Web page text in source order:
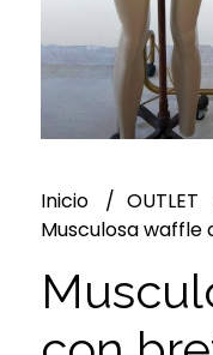
Inicio
OUTLET
Musculosa